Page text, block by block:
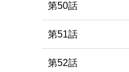
第50話
第51話
第52話